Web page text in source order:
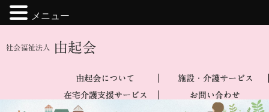
メニュー